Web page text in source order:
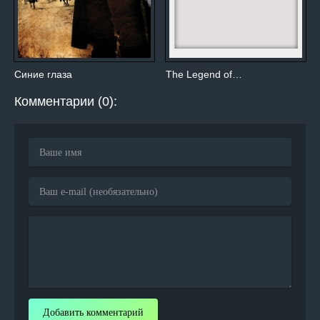
Синие глаза The Legend of…
Комментарии (0):
Добавить комментарий